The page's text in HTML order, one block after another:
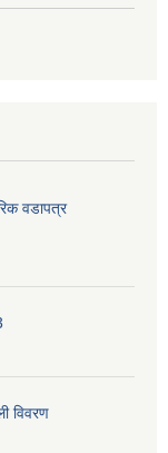
वडापत्र
विवरण